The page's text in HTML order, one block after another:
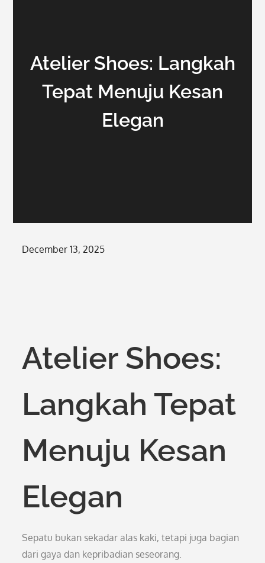
Atelier Shoes: Langkah
Tepat Menuju Kesan
Elegan
Posted
December 13, 2025
Atelier Shoes:
Langkah Tepat
Menuju Kesan
Elegan
Sepatu bukan sekadar alas kaki, tetapi juga bagian
dari gaya dan kepribadian seseorang.